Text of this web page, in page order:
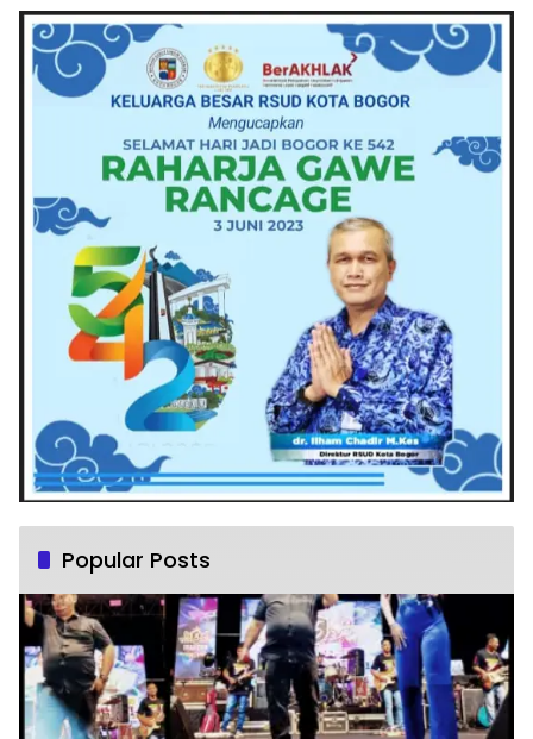
Popular Posts